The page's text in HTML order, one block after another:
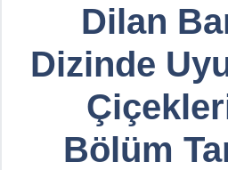
Dilan
Dizinde
Bölüm